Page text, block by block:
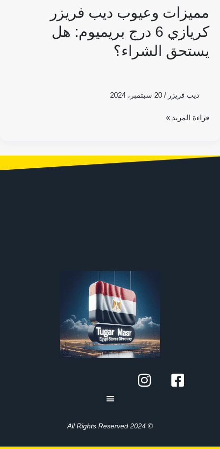
مميزات وعيوب ديب فريزر
كريازي 6 درج بريميوم: هل
يستحق الشراء؟
ديب فريزر /20 سبتمبر، 2024
قراءة المزيد »
© 2024 All Rights Reserved